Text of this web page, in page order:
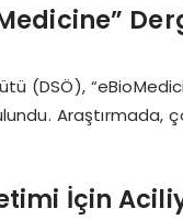
(DSÖ),
Araştırmada,
İçin